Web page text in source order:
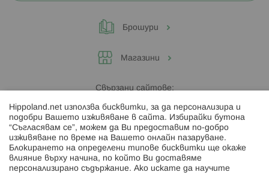
Брошури
Магазини
Свързани сайтове:
Hippoland.ro
Последвайте ни:
Hippoland.net използва бисквитки, за да персонализира и
подобри Вашето изживяване в сайта. Избирайки бутона
“Съгласявам се”, можем да Ви предоставим по-добро
изживяване по време на Вашето онлайн пазаруване.
Блокирането на определени типове бисквитки ще окаже
влияние върху начина, по който Ви доставяме
персонализирано съдържание. Ако искате да научите